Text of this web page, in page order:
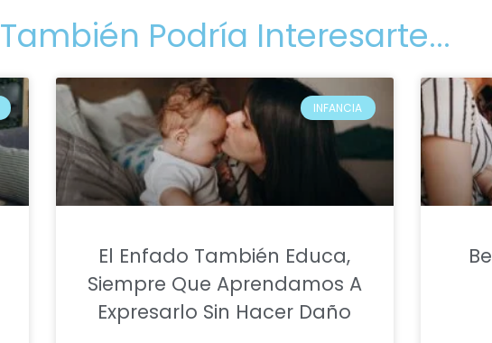
También Podría Interesarte...
INFANCIA
El Enfado También Educa,
Siempre Que Aprendamos A
Expresarlo Sin Hacer Daño